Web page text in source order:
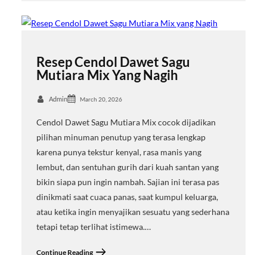
Resep Cendol Dawet Sagu
Mutiara Mix Yang Nagih
Admin March 20, 2026
Cendol Dawet Sagu Mutiara Mix cocok dijadikan
pilihan minuman penutup yang terasa lengkap
karena punya tekstur kenyal, rasa manis yang
lembut, dan sentuhan gurih dari kuah santan yang
bikin siapa pun ingin nambah. Sajian ini terasa pas
dinikmati saat cuaca panas, saat kumpul keluarga,
atau ketika ingin menyajikan sesuatu yang sederhana
tetapi tetap terlihat istimewa.…
Continue Reading